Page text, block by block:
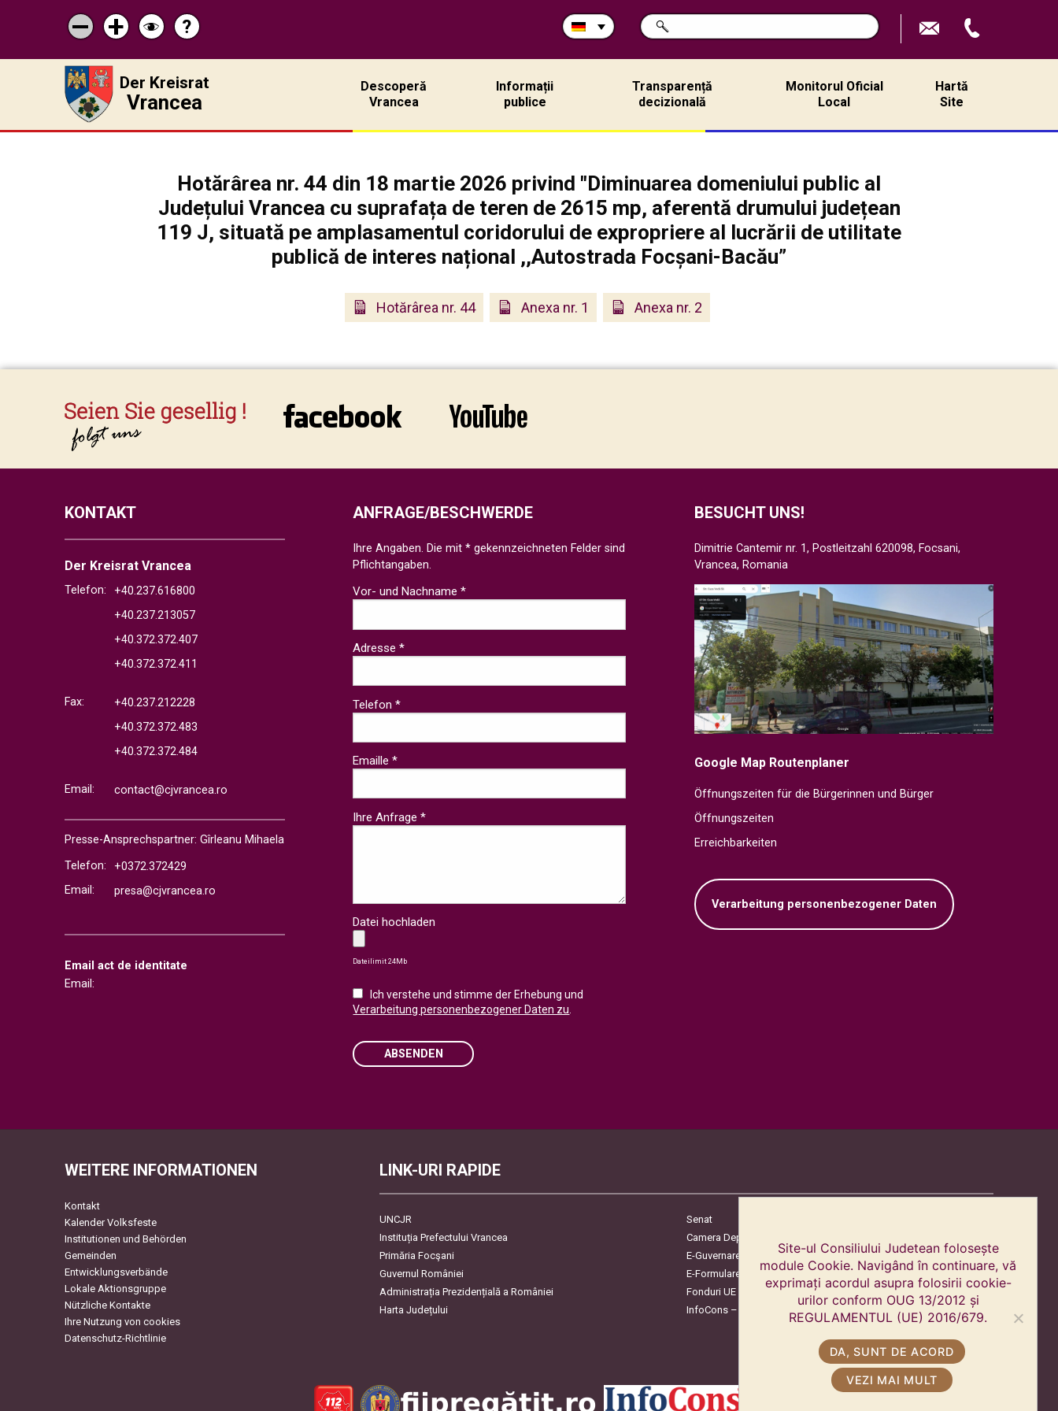
Micșorează
scrisul
Mărește
scrisul
Schimbă
contrastul
Pagina
de
ajutor
?
Durchsuchen
Sie
SUCHE
Der Kreisrat
Vrancea
Descoperă
Vrancea
Informații
publice
Transparență
decizională
Monitorul Oficial
Local
Hartă
Site
Hotărârea nr. 44 din 18 martie 2026 privind "Diminuarea domeniului public al
Județului Vrancea cu suprafața de teren de 2615 mp, aferentă drumului județean
119 J, situată pe amplasamentul coridorului de expropriere al lucrării de utilitate
publică de interes național ,,Autostrada Focșani-Bacău”
Hotărârea nr. 44 Anexa nr. 1 Anexa nr. 2
KONTAKT
Der Kreisrat Vrancea
Telefon:
+40.237.616800
+40.237.213057
+40.372.372.407
+40.372.372.411
Fax:
+40.237.212228
+40.372.372.483
+40.372.372.484
Email: contact@cjvrancea.ro
Presse-Ansprechspartner: Gîrleanu Mihaela
Telefon:
+0372.372429
Email:
presa@cjvrancea.ro
Email act de identitate
Email:
BESUCHT UNS!
Dimitrie Cantemir nr. 1, Postleitzahl 620098, Focsani,
Vrancea, Romania
Google Map Routenplaner
Öffnungszeiten für die Bürgerinnen und Bürger
Öffnungszeiten
Erreichbarkeiten
Verarbeitung personenbezogener Daten
ANFRAGE/BESCHWERDE
Ihre Angaben. Die mit * gekennzeichneten Felder sind
Pflichtangaben.
Vor- und Nachname *
Adresse *
Telefon *
Emaille *
Ihre Anfrage *
Datei hochladen
Dateilimit 24Mb
Ich verstehe und stimme der Erhebung und
Verarbeitung personenbezogener Daten zu.
ABSENDEN
WEITERE INFORMATIONEN
Kontakt
Kalender Volksfeste
Institutionen und Behörden
Gemeinden
Entwicklungsverbände
Lokale Aktionsgruppe
Nützliche Kontakte
Ihre Nutzung von cookies
Datenschutz-Richtlinie
LINK-URI RAPIDE
UNCJR
Senat
Instituția Prefectului Vrancea
Camera Deputaților
Primăria Focşani
E-Guvernare
Guvernul României
E-Formulare
Administrația Prezidențială a României
Fonduri UE
Harta Județului
InfoCons – Protecția Consumatorilor
Site-ul Consiliului Judetean folosește
module Cookie. Navigând în continuare, vă
exprimați acordul asupra folosirii cookie-
urilor conform OUG 13/2012 și
REGULAMENTUL (UE) 2016/679.
DA, SUNT DE ACORD
VEZI MAI MULT